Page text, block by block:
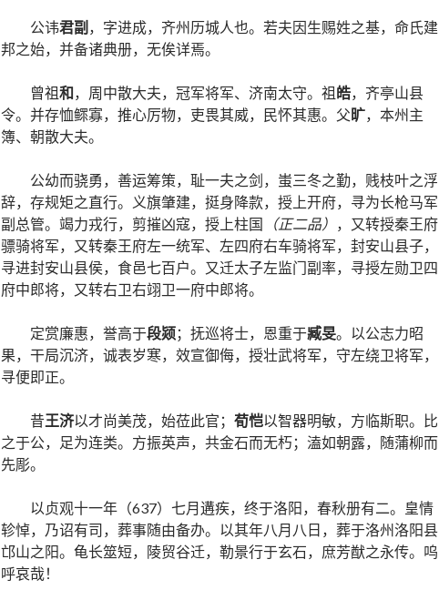
公讳君副 ，字进成，齐州历城人也。若夫因生赐姓之基，命氏建
邦之始，并备诸典册，无俟详焉。
曾祖和，周中散大夫，冠军将军、济南太守。祖皓，齐亭山县
令。并存恤鳏寡，推心厉物，吏畏其威，民怀其惠。父旷，本州主
簿、朝散大夫。
公幼而骁勇，善运筹策，耻一夫之剑，蚩三冬之勤，贱枝叶之浮
辞，存规矩之直行。义旗肇建，挺身降款，授上开府，寻为长枪马军
副总管。竭力戎行，剪摧凶寇，授上柱国 （正二品） ，又转授秦王府
骠骑将军，又转秦王府左一统军、左四府右车骑将军，封安山县子，
寻进封安山县侯，食邑七百户。又迁太子左监门副率，寻授左勋卫四
府中郎将，又转右卫右翊卫一府中郎将。
定赏廉惠，誉高于段颎；抚巡将士，恩重于臧旻。以公志力昭
果，干局沉济，诚表岁寒，效宣御侮，授壮武将军，守左绕卫将军，
寻便即正。
昔王济以才尚美茂，始莅此官； 荀恺以智器明敏，方临斯职。比
之于公，足为连类。方振英声，共金石而无朽；溘如朝露，随蒲柳而
先彫。
以贞观十一年（637）七月遘疾，终于洛阳，春秋册有二。皇情
轸悼，乃诏有司，葬事随由备办。以其年八月八日，葬于洛州洛阳县
邙山之阳。龟长筮短，陵贸谷迁，勒景行于玄石，庶芳猷之永传。呜
呼哀哉！